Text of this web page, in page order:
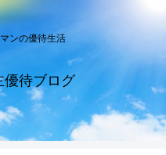
ンの優待生活
優待ブログ